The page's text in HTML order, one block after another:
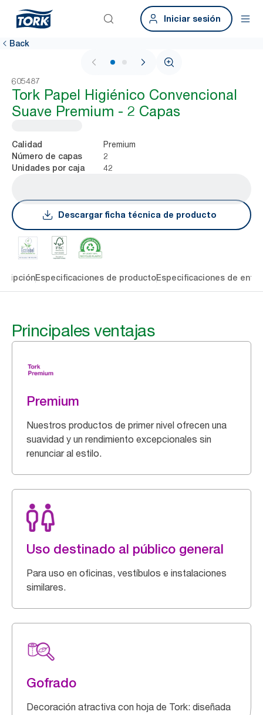
Iniciar sesión
Back
1 / 2
605487
Tork Papel Higiénico Convencional
Suave Premium - 2 Capas
Calidad Premium
Número de capas 2
Unidades por caja 42
Descargar ficha técnica de producto
Especificaciones de productoEspecificaciones de
Principales ventajas
Premium
Nuestros productos de primer nivel ofrecen una
suavidad y un rendimiento excepcionales sin
renunciar al estilo.
Uso destinado al público general
Para uso en oficinas, vestíbulos e instalaciones
similares.
Gofrado
Decoración atractiva con hoja de Tork: diseñada